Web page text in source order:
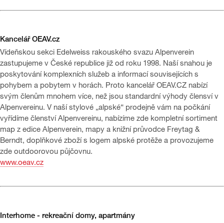
Kancelář OEAV.cz
Vídeňskou sekci Edelweiss rakouského svazu Alpenverein
zastupujeme v České republice již od roku 1998. Naší snahou je
poskytování komplexních služeb a informací souvisejících s
pohybem a pobytem v horách. Proto kancelář OEAV.CZ nabízí
svým členům mnohem více, než jsou standardní výhody člensví v
Alpenvereinu. V naší stylové „alpské“ prodejně vám na počkání
vyřídíme členství Alpenvereinu, nabízíme zde kompletní sortiment
map z edice Alpenverein, mapy a knižní průvodce Freytag &
Berndt, doplňkové zboží s logem alpské protěže a provozujeme
zde outdoorovou půjčovnu.
www.oeav.cz
Interhome - rekreační domy, apartmány